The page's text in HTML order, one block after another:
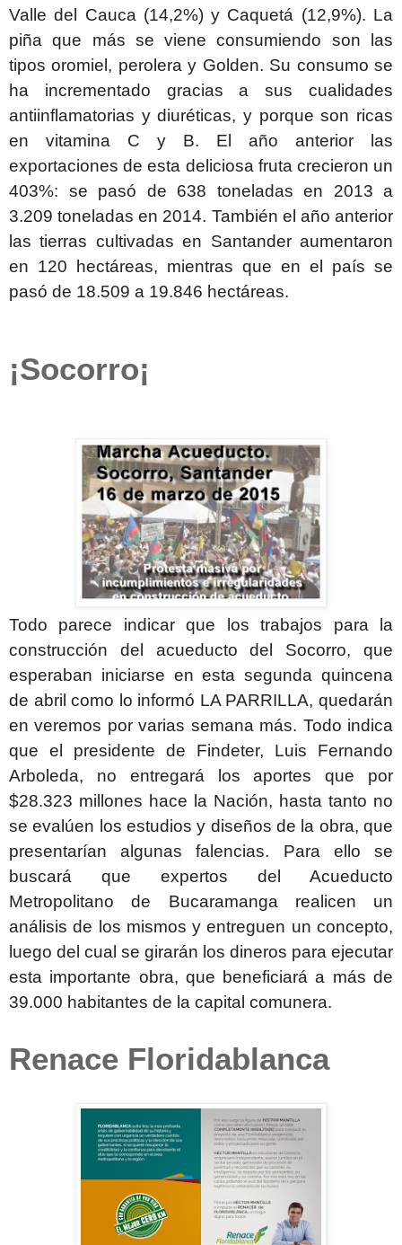
Valle del Cauca (14,2%) y Caquetá (12,9%). La
piña que más se viene consumiendo son las
tipos oromiel, perolera y Golden. Su consumo se
ha incrementado gracias a sus cualidades
antiinflamatorias y diuréticas, y porque son ricas
en vitamina C y B. El año anterior las
exportaciones de esta deliciosa fruta crecieron un
403%: se pasó de 638 toneladas en 2013 a
3.209 toneladas en 2014. También el año anterior
las tierras cultivadas en Santander aumentaron
en 120 hectáreas, mientras que en el país se
pasó de 18.509 a 19.846 hectáreas.
¡Socorro¡
Todo parece indicar que los trabajos para la
construcción del acueducto del Socorro, que
esperaban iniciarse en esta segunda quincena
de abril como lo informó LA PARRILLA, quedarán
en veremos por varias semana más. Todo indica
que el presidente de Findeter, Luis Fernando
Arboleda, no entregará los aportes que por
$28.323 millones hace la Nación, hasta tanto no
se evalúen los estudios y diseños de la obra, que
presentarían algunas falencias. Para ello se
buscará que expertos del Acueducto
Metropolitano de Bucaramanga realicen un
análisis de los mismos y entreguen un concepto,
luego del cual se girarán los dineros para ejecutar
esta importante obra, que beneficiará a más de
39.000 habitantes de la capital comunera.
Renace Floridablanca